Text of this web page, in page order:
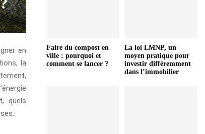
en
la
quels
Faire du compost en
ville : pourquoi et
comment se lancer ?
La loi LMNP, un
moyen pratique pour
investir différemment
dans l’immobilier